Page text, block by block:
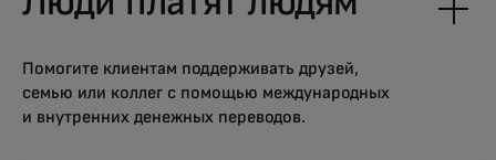
Помогите клиентам поддерживать друзей,
семью или коллег с помощью международных
и внутренних денежных переводов.